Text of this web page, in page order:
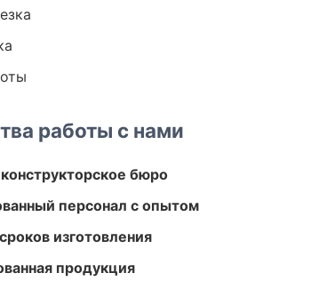
работы с нами
бюро
персонал с опытом
изготовления
продукция